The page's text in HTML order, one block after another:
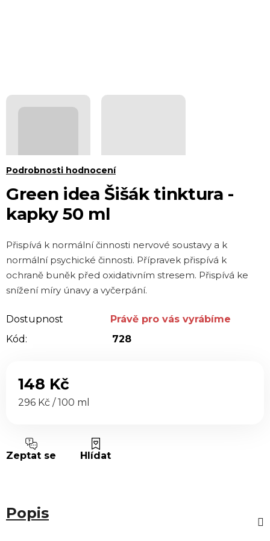
Green idea Šišák tinktura -
kapky 50 ml
Průměrné
produktu
je
z 5
hvězdiček.
Podrobnosti hodnocení
Přispívá k normální činnosti nervové soustavy a k
normální psychické činnosti. Přípravek přispívá k
ochraně buněk před oxidativním stresem. Přispívá ke
snížení míry únavy a vyčerpání.
Dostupnost
Právě pro vás vyrábíme
Kód:
728
148 Kč
Měrná cena:
296 Kč / 100 ml
Zeptat se Hlídat
Popis